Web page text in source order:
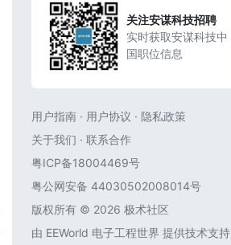
关注安谋科技招聘
实时获取安谋科技中
国职位信息
用户指南 · 用户协议 · 隐私政策
关于我们 · 联系合作
粤ICP备18004469号
粤公网安备 44030502008014号
版权所有 © 2026 极术社区
由 EEWorld 电子工程世界 提供技术支持